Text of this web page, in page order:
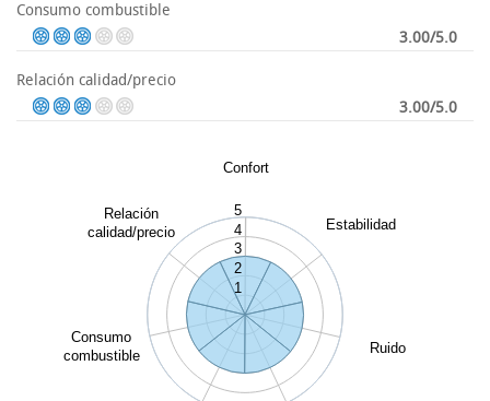
Consumo combustible
3.00/5.0
Relación calidad/precio
3.00/5.0
Confort
Estabilidad
Ruido
Consumo
combustible
Relación
calidad/precio
1
2
3
4
5